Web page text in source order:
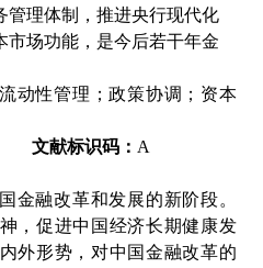
管理体制，推进央行现代化
市场功能，是今后若干年金
动性管理；政策协调；资本
文献标识码： A
金融改革和发展的新阶段。
，促进中国经济长期健康发
外形势，对中国金融改革的